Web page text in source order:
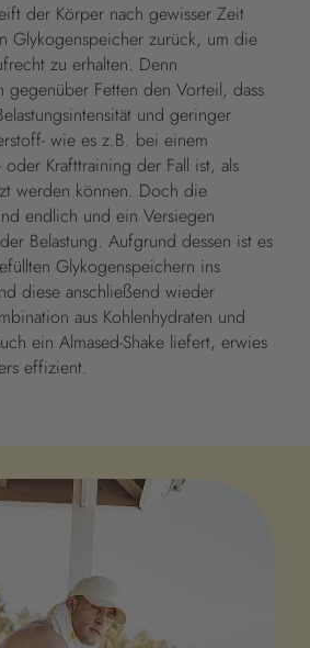
der Körper nach gewisser Zeit
Glykogenspeicher zurück, um die
zu erhalten. Denn
gegenüber Fetten den Vorteil, dass
und geringer
wie es z.B. bei einem
oder Krafttraining der Fall ist, als
werden können. Doch die
endlich und ein Versiegen
Belastung. Aufgrund dessen ist es
Glykogenspeichern ins
diese anschließend wieder
aus Kohlenhydraten und
ein Almased-Shake liefert, erwies
effizient.